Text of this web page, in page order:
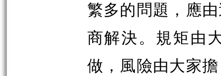
繁多的問題，應
商解決。規矩由
做，風險由大家